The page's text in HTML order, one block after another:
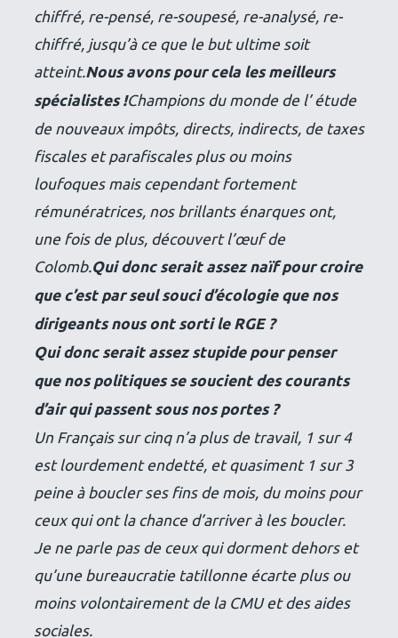
chiffré, re-pensé, re-soupesé, re-analysé, re-
chiffré, jusqu’à ce que le but ultime soit
atteint.Nous avons pour cela les meilleurs
spécialistes !Champions du monde de l’ étude
de nouveaux impôts, directs, indirects, de taxes
fiscales et parafiscales plus ou moins
loufoques mais cependant fortement
rémunératrices, nos brillants énarques ont,
une fois de plus, découvert l’œuf de
Colomb.Qui donc serait assez naïf pour croire
que c’est par seul souci d’écologie que nos
dirigeants nous ont sorti le RGE ?
Qui donc serait assez stupide pour penser
que nos politiques se soucient des courants
d’air qui passent sous nos portes ?
Un Français sur cinq n’a plus de travail, 1 sur 4
est lourdement endetté, et quasiment 1 sur 3
peine à boucler ses fins de mois, du moins pour
ceux qui ont la chance d’arriver à les boucler.
Je ne parle pas de ceux qui dorment dehors et
qu’une bureaucratie tatillonne écarte plus ou
moins volontairement de la CMU et des aides
sociales.